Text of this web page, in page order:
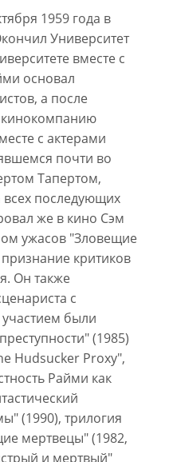
1959 года в
Университет
вместе с
основал
а после
кинокомпанию
с актерами
почти во
Тапертом,
последующих
же в кино Сэм
ужасов "Зловещие
критиков
Он также
с
были
(1985)
Hudsucker Proxy",
Райми как
(1990), трилогия
мертвецы" (1982,
и мертвый"